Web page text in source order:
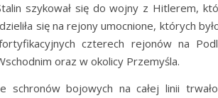
szykował się do wojny z Hitlerem,
się na rejony umocnione, których
czterech rejonów na
oraz w okolicy Przemyśla.
schronów bojowych na całej linii